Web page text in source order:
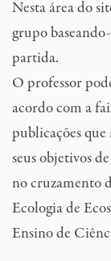
Nesta área do
grupo
partida.
O professor
acordo com a
publicações que
seus objetivos
no cruzamento
Ecologia de
Ensino de